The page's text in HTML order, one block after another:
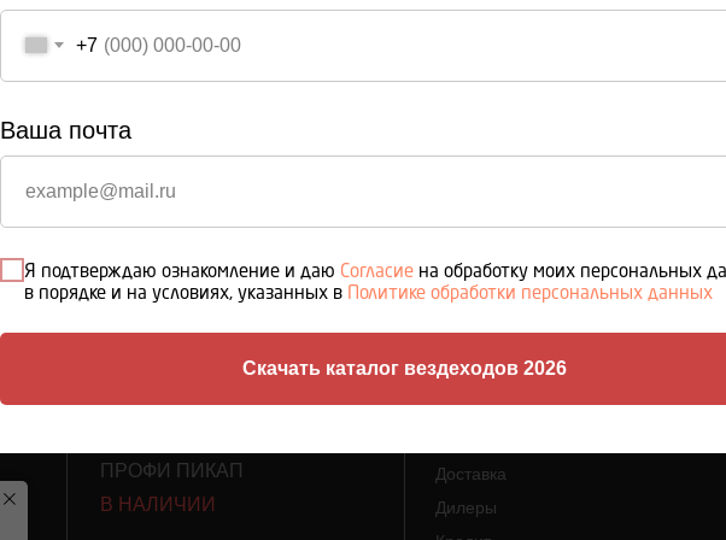
+7
Ваша почта
Я подтверждаю ознакомление и даю Согласие на обработку моих персональных
в порядке и на условиях, указанных в Политике обработки персональных данных
Скачать каталог вездеходов 2026
Редуктор (БУ)
Доставка
Дилеры
О НАС
3D тур
КАТАЛОГ
ПРОФИ
БИГ ПРОФИ
ПРОФИ ПИКАП
В НАЛИЧИИ